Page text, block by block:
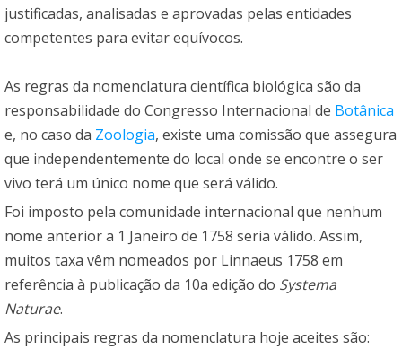
justificadas, analisadas e aprovadas pelas entidades
competentes para evitar equívocos.
As regras da nomenclatura científica biológica são da
responsabilidade do Congresso Internacional de Botânica
e, no caso da Zoologia, existe uma comissão que assegura
que independentemente do local onde se encontre o ser
vivo terá um único nome que será válido.
Foi imposto pela comunidade internacional que nenhum
nome anterior a 1 Janeiro de 1758 seria válido. Assim,
muitos taxa vêm nomeados por Linnaeus 1758 em
referência à publicação da 10a edição do Systema
Naturae.
As principais regras da nomenclatura hoje aceites são: